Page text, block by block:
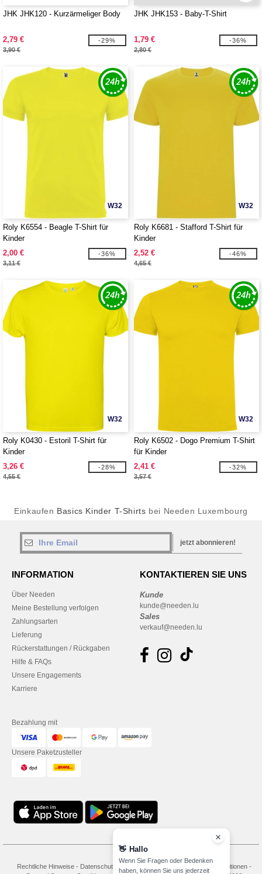
JHK JHK120 - Kurzärmeliger Body
2,79 €
3,90 €
-29%
JHK JHK153 - Baby-T-Shirt
1,79 €
2,80 €
-36%
W32
Roly K6554 - Beagle T-Shirt für
Kinder
2,00 €
3,11 €
-36%
W32
Roly K6681 - Stafford T-Shirt für
Kinder
2,52 €
4,65 €
-46%
W32
Roly K0430 - Estoril T-Shirt für
Kinder
3,26 €
4,55 €
-28%
W32
Roly K6502 - Dogo Premium T-Shirt
für Kinder
2,41 €
3,57 €
-32%
Einkaufen Basics Kinder T-Shirts bei Needen Luxembourg
jetzt abonnieren!
INFORMATION
Über Needen
Meine Bestellung verfolgen
Zahlungsarten
Lieferung
Rückerstattungen / Rückgaben
Hilfe & FAQs
Unsere Engagements
Karriere
KONTAKTIEREN SIE UNS
Kunde
kunde@needen.lu
Sales
verkauf@needen.lu
Bezahlung mit
Unsere Paketzusteller
Rechtliche Hinweise- Datenschutzbestimmungen - Bedingungen und Konditionen-
👋 Hallo
Wenn Sie Fragen oder Bedenken
haben, können Sie uns jederzeit